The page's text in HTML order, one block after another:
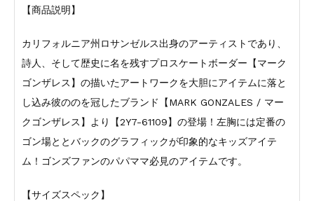
【商品説明】
カリフォルニア州ロサンゼルス出身のアーティストであり、
詩人、そして歴史に名を残すプロスケートボーダー【マーク
ゴンザレス】の描いたアートワークを大胆にアイテムに落と
し込み彼ののを冠したブランド【MARK GONZALES / マー
クゴンザレス】より【2Y7-61109】の登場！左胸には定番の
ゴン場ととバックのグラフィックが印象的なキッズアイテ
ム！ゴンズファンのパパママ必見のアイテムです。
【サイズスペック】